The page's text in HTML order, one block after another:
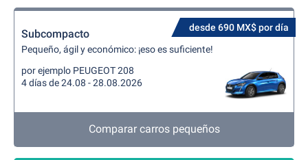
desde 690 MX$ por día
Subcompacto
Pequeño, ágil y económico: ¡eso es suficiente!
por ejemplo PEUGEOT 208
4 días de 24.08 - 28.08.2026
Comparar carros pequeños